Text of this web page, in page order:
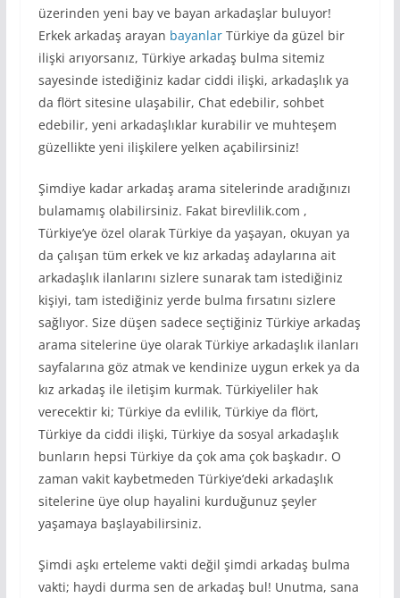
üzerinden yeni bay ve bayan arkadaşlar buluyor!
Erkek arkadaş arayan bayanlarTürkiye da güzel bir
ilişki arıyorsanız, Türkiye arkadaş bulma sitemiz
sayesinde istediğiniz kadar ciddi ilişki, arkadaşlık ya
da flört sitesine ulaşabilir, Chat edebilir, sohbet
edebilir, yeni arkadaşlıklar kurabilir ve muhteşem
güzellikte yeni ilişkilere yelken açabilirsiniz!
Şimdiye kadar arkadaş arama sitelerinde aradığınızı
bulamamış olabilirsiniz. Fakat birevlilik.com ,
Türkiye’ye özel olarak Türkiye da yaşayan, okuyan ya
da çalışan tüm erkek ve kız arkadaş adaylarına ait
arkadaşlık ilanlarını sizlere sunarak tam istediğiniz
kişiyi, tam istediğiniz yerde bulma fırsatını sizlere
sağlıyor. Size düşen sadece seçtiğiniz Türkiye arkadaş
arama sitelerine üye olarak Türkiye arkadaşlık ilanları
sayfalarına göz atmak ve kendinize uygun erkek ya da
kız arkadaş ile iletişim kurmak. Türkiyeliler hak
verecektir ki; Türkiye da evlilik, Türkiye da flört,
Türkiye da ciddi ilişki, Türkiye da sosyal arkadaşlık
bunların hepsi Türkiye da çok ama çok başkadır. O
zaman vakit kaybetmeden Türkiye’deki arkadaşlık
sitelerine üye olup hayalini kurduğunuz şeyler
yaşamaya başlayabilirsiniz.
Şimdi aşkı erteleme vakti değil şimdi arkadaş bulma
vakti; haydi durma sen de arkadaş bul! Unutma, sana